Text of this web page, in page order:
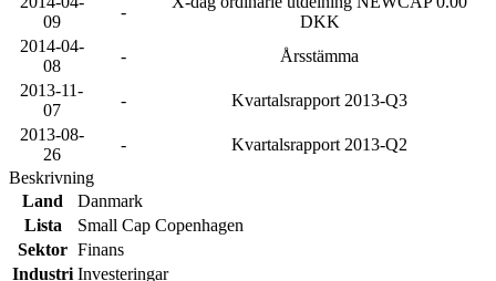
09
-
DKK
2014-04-
08
-
Årsstämma
2013-11-
07
-
Kvartalsrapport 2013-Q3
2013-08-
26
-
Kvartalsrapport 2013-Q2
Beskrivning
Land
Danmark
Lista
Small Cap Copenhagen
Sektor Finans
Industri Investeringar